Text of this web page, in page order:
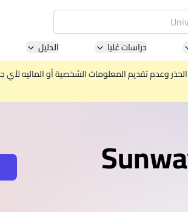
Asia Pacific University
Malaysia's first and most
دراسات عُليا الدليل
وعدم تقديم المعلومات الشخصية أو الماليه لأي